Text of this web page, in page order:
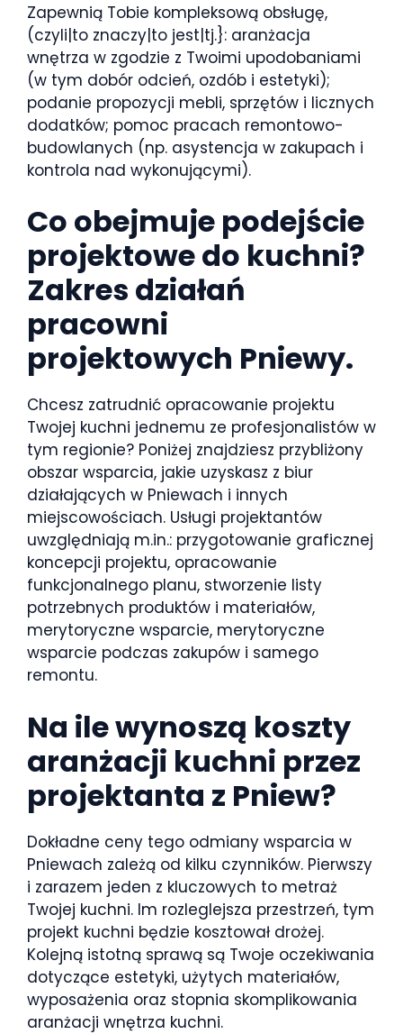
Zapewnią Tobie kompleksową obsługę,
(czyli|to znaczy|to jest|tj.}: aranżacja
wnętrza w zgodzie z Twoimi upodobaniami
(w tym dobór odcień, ozdób i estetyki);
podanie propozycji mebli, sprzętów i licznych
dodatków; pomoc pracach remontowo-
budowlanych (np. asystencja w zakupach i
kontrola nad wykonującymi).
Co obejmuje podejście
projektowe do kuchni?
Zakres działań
pracowni
projektowych Pniewy.
Chcesz zatrudnić opracowanie projektu
Twojej kuchni jednemu ze profesjonalistów w
tym regionie? Poniżej znajdziesz przybliżony
obszar wsparcia, jakie uzyskasz z biur
działających w Pniewach i innych
miejscowościach. Usługi projektantów
uwzględniają m.in.: przygotowanie graficznej
koncepcji projektu, opracowanie
funkcjonalnego planu, stworzenie listy
potrzebnych produktów i materiałów,
merytoryczne wsparcie, merytoryczne
wsparcie podczas zakupów i samego
remontu.
Na ile wynoszą koszty
aranżacji kuchni przez
projektanta z Pniew?
Dokładne ceny tego odmiany wsparcia w
Pniewach zależą od kilku czynników. Pierwszy
i zarazem jeden z kluczowych to metraż
Twojej kuchni. Im rozleglejsza przestrzeń, tym
projekt kuchni będzie kosztował drożej.
Kolejną istotną sprawą są Twoje oczekiwania
dotyczące estetyki, użytych materiałów,
wyposażenia oraz stopnia skomplikowania
aranżacji wnętrza kuchni.